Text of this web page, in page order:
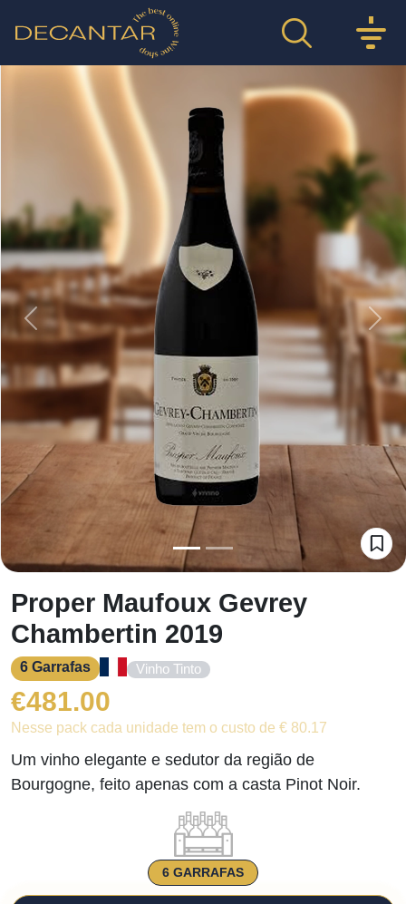
Previous
Proper Maufoux Gevrey
Chambertin 2019
6 Garrafas Vinho Tinto
€481.00
Nesse pack cada unidade tem o custo de € 80.17
Um vinho elegante e sedutor da região de
Bourgogne, feito apenas com a casta Pinot Noir.
6 GARRAFAS